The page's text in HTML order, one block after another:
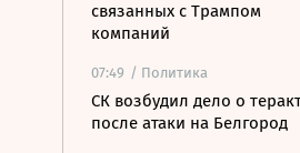
связанных с Трампом
компаний
07:49 / Политика
СК возбудил дело о
после атаки на Белгород